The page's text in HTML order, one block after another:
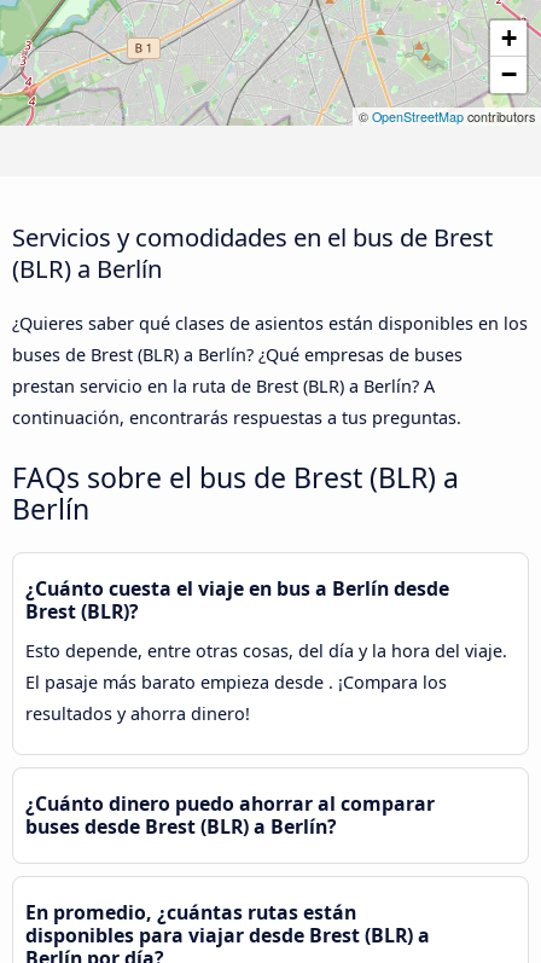
+
−
© OpenStreetMap contributors
Servicios y comodidades en el bus de Brest
(BLR) a Berlín
¿Quieres saber qué clases de asientos están disponibles en los
buses de Brest (BLR) a Berlín? ¿Qué empresas de buses
prestan servicio en la ruta de Brest (BLR) a Berlín? A
continuación, encontrarás respuestas a tus preguntas.
FAQs sobre el bus de Brest (BLR) a
Berlín
¿Cuánto cuesta el viaje en bus a Berlín desde
Brest (BLR)?
Esto depende, entre otras cosas, del día y la hora del viaje.
El pasaje más barato empieza desde . ¡Compara los
resultados y ahorra dinero!
¿Cuánto dinero puedo ahorrar al comparar
buses desde Brest (BLR) a Berlín?
En promedio, ¿cuántas rutas están
disponibles para viajar desde Brest (BLR) a